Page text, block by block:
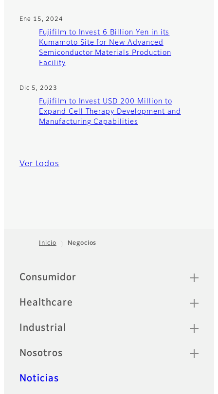
Ene 15, 2024
Fujifilm to Invest 6 Billion Yen in its
Kumamoto Site for New Advanced
Semiconductor Materials Production
Facility
Dic 5, 2023
Fujifilm to Invest USD 200 Million to
Expand Cell Therapy Development and
Manufacturing Capabilities
Ver todos
Inicio Negocios
Sitemap
Consumidor
Healthcare
Industrial
Nosotros
Noticias